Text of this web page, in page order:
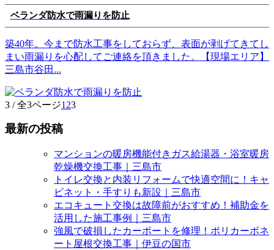
ベランダ防水で雨漏りを防止
築40年。今まで防水工事をしておらず、表面が剥げてきてし
まい雨漏りを心配してご連絡を頂きました。【現場エリア】
三島市谷田 ...
3 / 全3ページ1 23
最新の投稿
マンションの暖房機能付きガス給湯器・浴室暖房
乾燥機交換工事｜三島市
トイレ交換と内装リフォームで快適空間に！キャ
ビネット・手すりも新設｜三島市
エコキュート交換は故障前がおすすめ！補助金を
活用した施工事例｜三島市
強風で破損したカーポートを修理！ポリカーボネ
ート屋根交換工事｜伊豆の国市